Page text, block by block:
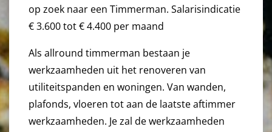
op zoek naar een Timmerman. Salarisindicatie
€ 3.600 tot € 4.400 per maand
Als allround timmerman bestaan je
werkzaamheden uit het renoveren van
utiliteitspanden en woningen. Van wanden,
plafonds, vloeren tot aan de laatste aftimmer
werkzaamheden. Je zal de werkzaamheden